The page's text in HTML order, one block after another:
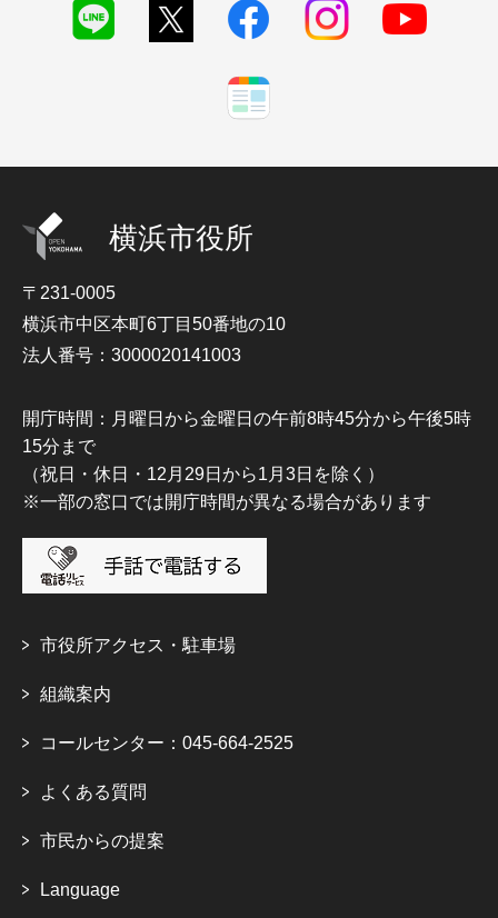
横浜市役所
〒231-0005
横浜市中区本町6丁目50番地の10
法人番号：3000020141003
開庁時間：月曜日から金曜日の午前8時45分から午後5時
15分まで
（祝日・休日・12月29日から1月3日を除く）
※一部の窓口では開庁時間が異なる場合があります
市役所アクセス・駐車場
組織案内
コールセンター：045-664-2525
よくある質問
市民からの提案
Language